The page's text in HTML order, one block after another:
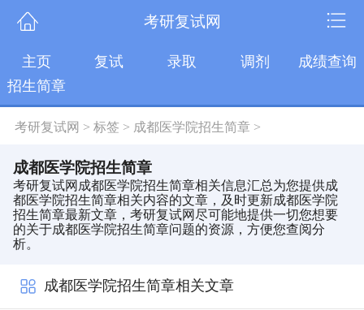
考研复试网
主页 复试 录取 调剂
成绩查询
招生简章
考研复试网 > 标签 > 成都医学院招生简章>
成都医学院招生简章
考研复试网成都医学院招生简章相关信息汇总为您提供成
都医学院招生简章相关内容的文章，及时更新成都医学院
招生简章最新文章，考研复试网尽可能地提供一切您想要
的关于成都医学院招生简章问题的资源，方便您查阅分
析。
成都医学院招生简章相关文章